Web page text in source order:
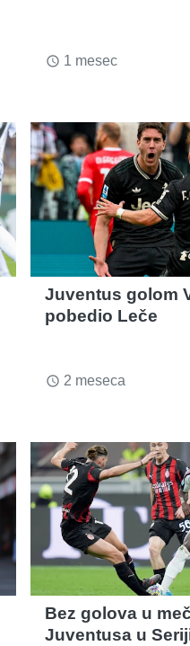
access_time 1 mesec
Juventus golom
pobedio Leče
access_time 2 meseca
Bez golova u
Juventusa u